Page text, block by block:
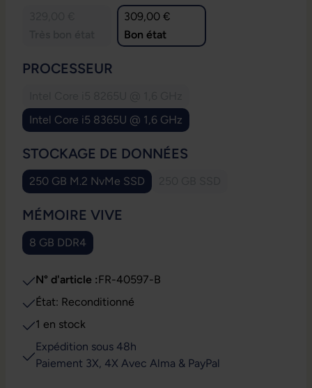
309,00 €
Bon état
SÉLECTIONNEZ
PROCESSEUR
Intel Core i5 8365U @ 1,6 GHz
SÉLECTIONNEZ
STOCKAGE DE DONNÉES
250 GB M.2 NvMe SSD
SÉLECTIONNEZ
MÉMOIRE VIVE
8 GB DDR4
N° d'article :FR-40597-B
État: Reconditionné
1 en stock
Expédition sous 48h
Paiement 3X, 4X Avec Alma & PayPal